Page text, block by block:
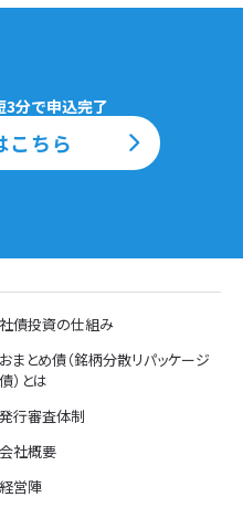
3分で申込完了
こちら
社債投資の仕組み
おまとめ債（銘柄分散リパッケージ
債）とは
発行審査体制
会社概要
経営陣